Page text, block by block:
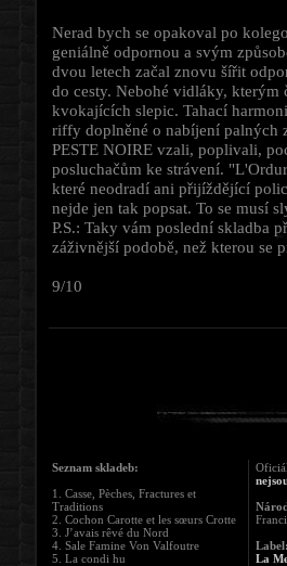
Nerad bych se opakoval po
geniálně odpornou a svým
dvou letech začal znovu šířit
do cesty. Nebohé vidláky, kterým
kvokajících slepic. Tahací
riffy doplněné o nabíjení palných
PESTE NOIRE vzali, poplivali,
posluchačům ke strávení.
které neodradí ani přijíždějící
nejde jen tak popsat. To se musí
P.S.: Taky vám poslední skladba
záživnější podobě, než kterou se
9/10
Seznam skladeb:
1. Casse, Pèches, Fractures et
Traditions
2. Cochon Carotte et les sœurs Crotte
3. J’avais rêvé du Nord
4. Sale Famine Von Valfoutre
5. La condi hu
La